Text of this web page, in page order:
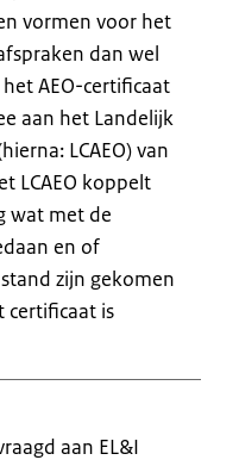
vormen voor het
dan wel
AEO-certificaat
aan het Landelijk
LCAEO) van
LCAEO koppelt
wat met de
en of
zijn gekomen
certificaat is
aan EL&I